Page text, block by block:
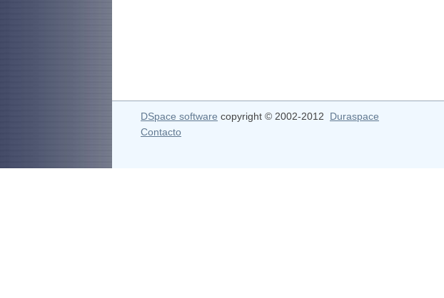
DSpace software copyright © 2002-2012 Duraspace
Contacto